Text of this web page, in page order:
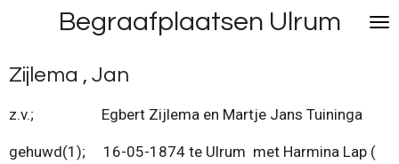
naar
de
hoofdinhoud
Begraafplaatsen Ulrum
Zijlema , Jan
z.v.; Egbert Zijlema en Martje Jans Tuininga
gehuwd(1); 16-05-1874 te Ulrum met Harmina Lap (